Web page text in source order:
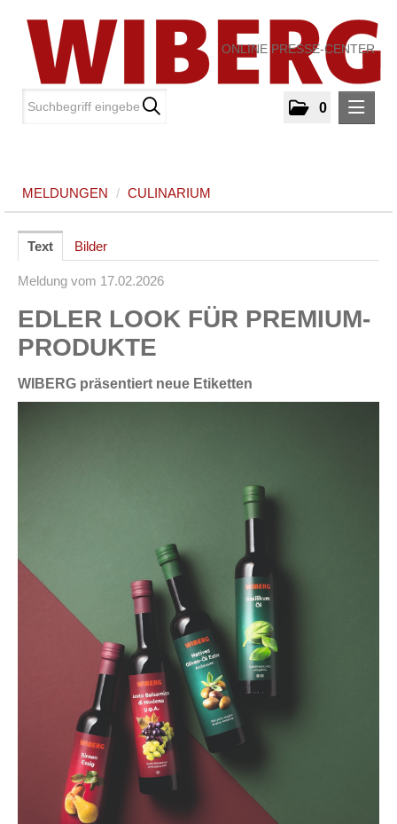
ONLINE PRESSE-CENTER
0
Culinarium
MEDIA
ÜBER UNS
KONTAKT
MELDUNGEN / CULINARIUM
Text Bilder
Meldung vom 17.02.2026
EDLER LOOK FÜR PREMIUM-
PRODUKTE
WIBERG präsentiert neue Etiketten